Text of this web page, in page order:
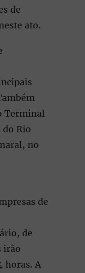
de
ato.
Terminal
do Rio
no
de
de
irão
horas. A